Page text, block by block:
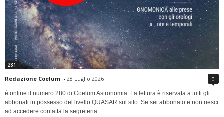
281
Redazione Coelum - 28 Luglio 2026 0
è online il numero 280 di Coelum Astronomia. La lettura è riservata a tutti gli
abbonati in possesso del livello QUASAR sul sito. Se sei abbonato e non riesci
ad accedere contatta la segreteria.